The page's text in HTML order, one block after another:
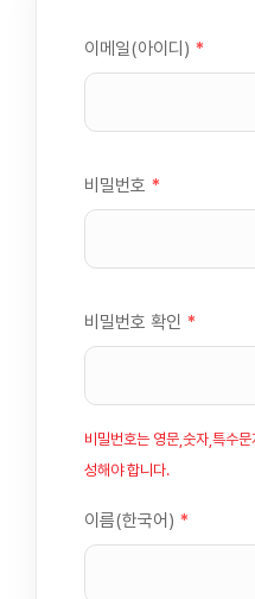
이메일(아이디) *
비밀번호 *
비밀번호 확인 *
비밀번호는 영문,숫자,특수
성해야 합니다.
이름(한국어) *